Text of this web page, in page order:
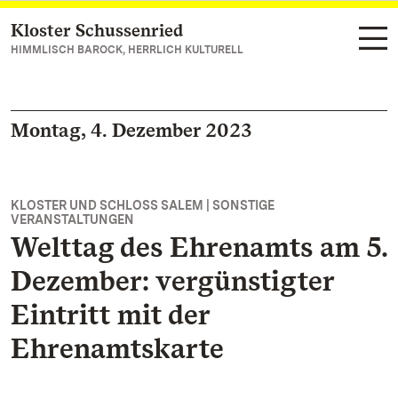
Zum Hauptinhalt springen
Kloster Schussenried
HIMMLISCH BAROCK, HERRLICH KULTURELL
Montag, 4. Dezember 2023
KLOSTER UND SCHLOSS SALEM | SONSTIGE
VERANSTALTUNGEN
Welttag des Ehrenamts am 5.
Dezember: vergünstigter
Eintritt mit der
Ehrenamtskarte